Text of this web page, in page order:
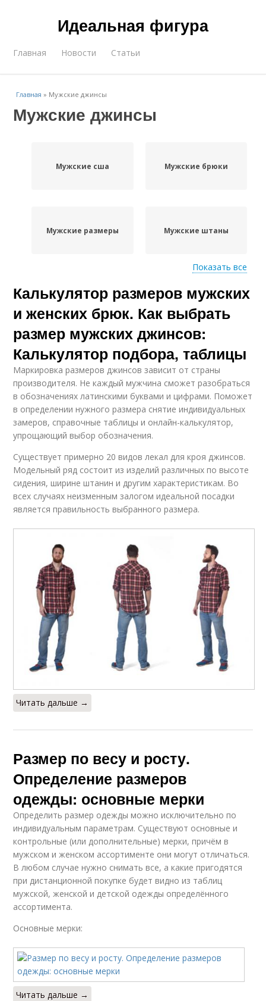
Идеальная фигура
Главная Новости Статьи
Главная » Мужские джинсы
Мужские джинсы
Мужские сша Мужские брюки
Мужские размеры Мужские штаны
Мужской рост Мужские футболки
Показать все
Калькулятор размеров мужских
и женских брюк. Как выбрать
размер мужских джинсов:
Калькулятор подбора, таблицы
Маркировка размеров джинсов зависит от страны
производителя. Не каждый мужчина сможет разобраться
в обозначениях латинскими буквами и цифрами. Поможет
в определении нужного размера снятие индивидуальных
замеров, справочные таблицы и онлайн-калькулятор,
упрощающий выбор обозначения.
Существует примерно 20 видов лекал для кроя джинсов.
Модельный ряд состоит из изделий различных по высоте
сидения, ширине штанин и другим характеристикам. Во
всех случаях неизменным залогом идеальной посадки
является правильность выбранного размера.
Читать дальше →
Размер по весу и росту.
Определение размеров
одежды: основные мерки
Определить размер одежды можно исключительно по
индивидуальным параметрам. Существуют основные и
контрольные (или дополнительные) мерки, причём в
мужском и женском ассортименте они могут отличаться.
В любом случае нужно снимать все, а какие пригодятся
при дистанционной покупке будет видно из таблиц
мужской, женской и детской одежды определённого
ассортимента.
Основные мерки:
Читать дальше →